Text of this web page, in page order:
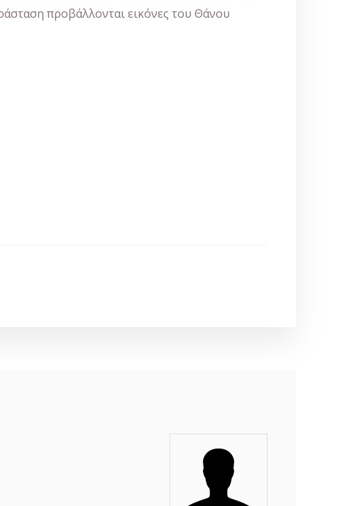
προβάλλονται εικόνες του Θάνου